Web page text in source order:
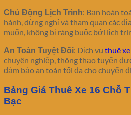
Chủ Động Lịch Trình: Bạn hoàn
hành, dừng nghỉ và tham quan các
muốn, không bị ràng buộc bởi lịch
An Toàn Tuyệt Đối: Dịch vụ thuê xe
chuyên nghiệp, thông thạo tuyến
đảm bảo an toàn tối đa cho chuyến
Bảng Giá Thuê Xe 16 Chỗ
Bạc